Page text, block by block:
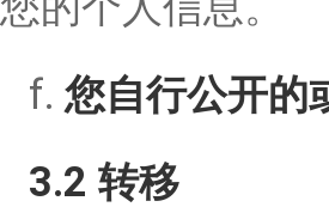
f. 您自行公开的
3.2 转移